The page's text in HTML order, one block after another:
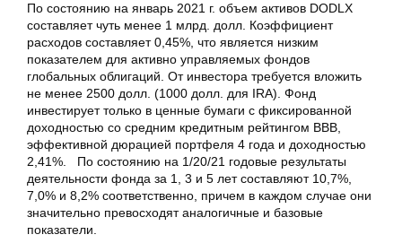
По состоянию на январь 2021 г. объем активов DODLX
составляет чуть менее 1 млрд. долл. Коэффициент
расходов составляет 0,45%, что является низким
показателем для активно управляемых фондов
глобальных облигаций. От инвестора требуется вложить
не менее 2500 долл. (1000 долл. для IRA). Фонд
инвестирует только в ценные бумаги с фиксированной
доходностью со средним кредитным рейтингом BBB,
эффективной дюрацией портфеля 4 года и доходностью
2,41%. По состоянию на 1/20/21 годовые результаты
деятельности фонда за 1, 3 и 5 лет составляют 10,7%,
7,0% и 8,2% соответственно, причем в каждом случае они
значительно превосходят аналогичные и базовые
показатели.